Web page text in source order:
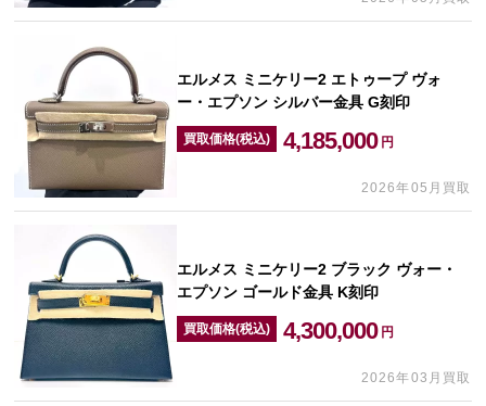
エルメス ミニケリー2 エトゥープ ヴォ
ー・エプソン シルバー金具 G刻印
買取価格(税込) 4,185,000 円
2026年05月買取
エルメス ミニケリー2 ブラック ヴォー・
エプソン ゴールド金具 K刻印
買取価格(税込) 4,300,000 円
2026年03月買取